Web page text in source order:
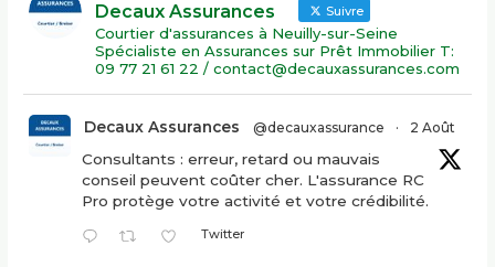
Decaux Assurances Suivre
Courtier d'assurances à Neuilly-sur-Seine
Spécialiste en Assurances sur Prêt Immobilier T:
09 77 21 61 22 / contact@decauxassurances.com
Decaux Assurances @decauxassurance · 2 Août
Consultants : erreur, retard ou mauvais
conseil peuvent coûter cher. L'assurance RC
Pro protège votre activité et votre crédibilité.
Twitter